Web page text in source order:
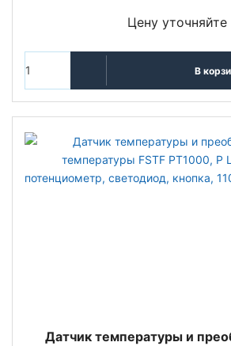
Цену уточняйте
В
Датчик температуры и